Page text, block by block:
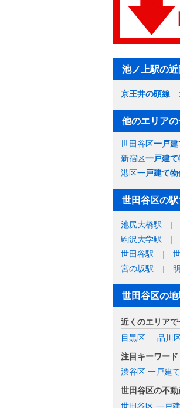
池ノ上駅の
京王井の頭線
他のエリア
世田谷区一戸
新宿区一戸建て
港区一戸建て物
世田谷区の
池尻大橋駅
駒沢大学駅
世田谷駅
宮の坂駅
世田谷区の
近くのエリア
目黒区
品川
注目キーワード
渋谷区 一戸建て
世田谷区の不
世田谷区 一戸